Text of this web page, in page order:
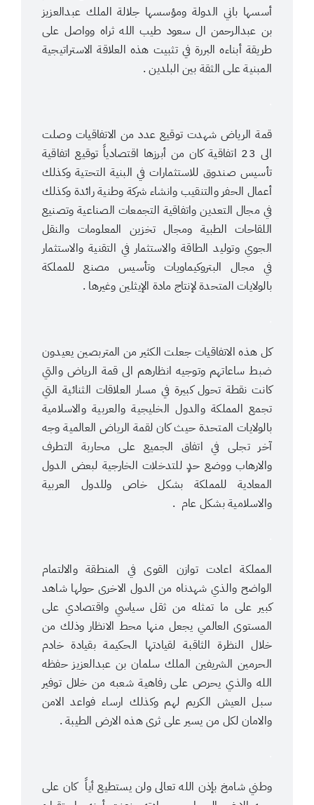
أسسها باني الدولة ومؤسسها جلالة الملك عبدالعزيز
بن عبدالرحمن ال سعود طيب الله ثراه وواصل على
طريقة أبناءه البررة في تثبيت هذه العلاقة الاستراتيجية
المبنية على الثقة بين البلدين .
قمة الرياض شهدت توقيع عدد من الاتفاقيات وصلت
الى 23 اتفاقية كان من أبرزها اقتصادياً توقيع اتفاقية
تأسيس صندوق للاستثمارات في البنية التحتية وكذلك
أعمال الحفر والتنقيب وانشاء شركة وطنية رائدة وكذلك
في مجال التعدين واتفاقية التجمعات الصناعية وتصنيع
اللقاحات الطبية ومجال تخزين المعلومات والنقل
الجوي وتوليد الطاقة والاستثمار في التقنية والاستثمار
في مجال البتروكيماويات وتأسيس مصنع للمملكة
بالولايات المتحدة لإنتاج مادة الإيثلين وغيرها .
كل هذه الاتفاقيات جعلت الكثير من المتربصين يعيدون
ضبط ساعاتهم وتوجيه انظارهم الى قمة الرياض والتي
كانت نقطة تحول كبيرة في مسار العلاقات الثنائية التي
تجمع المملكة والدول الخليجية والعربية والاسلامية
بالولايات المتحدة حيث كان لقمة الرياض العالمية وجه
آخر تجلى في اتفاق الجميع على محاربة التطرف
والارهاب ووضع حدٍ للتدخلات الخارجية لبعض الدول
المعادية للمملكة بشكل خاص وللدول العربية
والاسلامية بشكل عام .
المملكة اعادت توازن القوى في المنطقة والالتمام
الواضح والذي شهدناه من الدول الاخرى حولها شاهد
كبير على ما تمثله من ثقل سياسي واقتصادي على
المستوى العالمي يجعل منها محط الانظار وذلك من
خلال النظرة الثاقبة لقيادتها الحكيمة بقيادة خادم
الحرمين الشريفين الملك سلمان بن عبدالعزيز حفظه
الله والذي يحرص على رفاهية شعبه من خلال توفير
سبل العيش الكريم لهم وكذلك ارساء فواعد الامن
والامان لكل من يسير على ثرى هذه الارض الطيبة .
وطني شامخ بإذن الله تعالى ولن يستطيع أياً كان على